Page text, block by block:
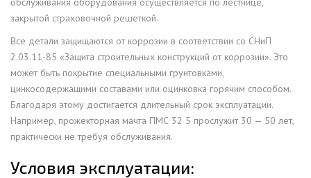
закрытой страховочной решеткой.
Все детали защищаются от коррозии в соответствии со СНиП
2.03.11-85 «Защита строительных конструкций от коррозии». Это
может быть покрытие специальными грунтовками,
цинкосодержащими составами или оцинковка горячим способом.
Благодаря этому достигается длительный срок эксплуатации.
Например, прожекторная мачта ПМС 32 5 прослужит 30 — 50 лет,
практически не требуя обслуживания.
Условия эксплуатации: